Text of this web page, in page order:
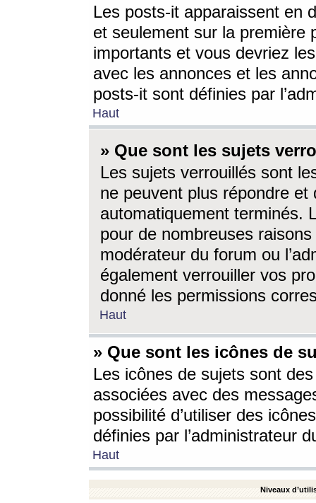
Les posts-it apparaissent en
et seulement sur la première
importants et vous devriez
avec les annonces et les
posts-it sont définies par
Haut
» Que sont les sujets
Les sujets verrouillés sont
ne peuvent plus répondre
automatiquement terminés.
pour de nombreuses
modérateur du forum ou
également verrouiller vos
donné les permissions
Haut
» Que sont les icônes de
Les icônes de sujets sont
associées avec des
possibilité d’utiliser des
définies par l’administrateur
Haut
Niveaux